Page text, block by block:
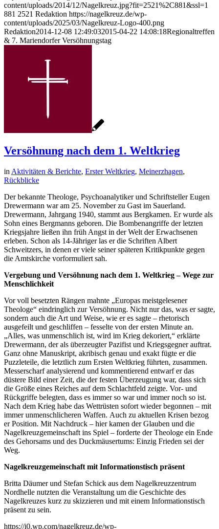
content/uploads/2014/12/Nagelkreuz.jpg?fit=2521%2C881&ssl=1
881 2521 Redaktion https://nagelkreuz.de/wp-
content/uploads/2025/03/Nagelkreuz-Logo-400.png
Redaktion2014-12-08 12:49:032015-04-22 14:08:18Regionaltreffen
& 7. Mariendorfer Versöhnungstag
Versöhnung nach dem 1. Weltkrieg
in Aktivitäten & Berichte, Erster Weltkrieg, Meinerzhagen,
Rückblicke
Der bekannte Theologe, Psychoanalytiker und Schriftsteller Eugen
Drewermann war am 25. November zu Gast im Sauerland.
Drewermann, Jahrgang 1940, stammt aus Bergkamen. Er wurde als
Sohn eines Bergmanns geboren. Die Bombenangriffe der letzten
Kriegsjahre ließen ihn früh Angst in der Welt der Erwachsenen
erleben. Schon als 14-Jähriger las er die Schriften Albert
Schweitzers, in denen er viele seiner späteren Kritikpunkte gegen
die Amtskirche vorformuliert sah.
Vergebung und Versöhnung nach dem 1. Weltkrieg – Wege zur
Menschlichkeit
Vor voll besetzten Rängen mahnte „Europas meistgelesener
Theologe“ eindringlich zur Versöhnung. Nicht nur das, was er sagte,
sondern auch die Art und Weise, wie er es sagte – rhetorisch
ausgefeilt und geschliffen – fesselte von der ersten Minute an.
„Alles, was unmenschlich ist, wird im Krieg dekoriert,“ erklärte
Drewermann, der als überzeugter Pazifist und Kriegsgegner auftrat.
Ganz ohne Manuskript, akribisch genau und exakt fügte er die
Puzzleteile, die letztlich zum Ersten Weltkrieg führten, zusammen.
Messerscharf analysierend und kommentierend entwarf er das
düstere Bild einer Zeit, die der festen Überzeugung war, dass sich
die Größe eines Reiches auf dem Schlachtfeld zeigte. Vor- und
Rückgriffe belegten, dass es immer so war und immer noch so ist.
Nach dem Krieg habe das Wettrüsten sofort wieder begonnen – mit
immer unmenschlicheren Waffen. Auch zu aktuellen Krisen bezog
er Position. Mit Nachdruck – hier kamen der Glauben und die
Nagelkreuzgemeinschaft ins Spiel – forderte der Theologe ein Ende
des Gehorsams und des Duckmäusertums: Einzig Frieden sei der
Weg.
Nagelkreuzgemeinschaft mit Informationstisch präsent
Britta Däumer und Stefan Schick aus dem Nagelkreuzzentrum
Nordhelle nutzten die Veranstaltung um die Geschichte des
Nagelkreuzes kurz zu skizzieren und mit einem Informationstisch
präsent zu sein.
https://i0.wp.com/nagelkreuz.de/wp-